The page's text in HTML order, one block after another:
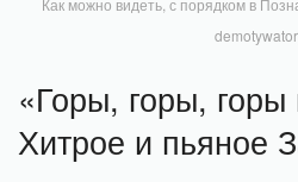
«Горы, горы, горы
Хитрое и пьяное